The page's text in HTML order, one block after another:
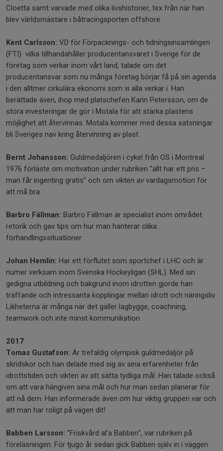
Cloetta samt varvade med olika livshistorier, tex från när han
blev världsmästare i båtracingsporten offshore.
Kent Carlsson: VD för Förpacknings- och tidningsinsamlingen
(FTI) vilka tillhandahåller producentansvaret i Sverige för de
företag som verkar inom vårt land, talade om det
producentansvar som nu många företag börjar få på sin agenda
i den alltmer cirkulära ekonomi som vi alla verkar i. Han
berättade även, ihop med platschefen Karin Petersson, om de
stora investeringar de gör i Motala för att stärka plastens
möjlighet att återvinnas. Motala kommer med dessa satsningar
bli Sveriges nav kring återvinning av plast.
Bernt Johansson: Guldmedaljören i cykel från OS i Montreal
1976 förläste om motivation under rubriken ”allt har ett pris –
man får ingenting gratis” och om vikten av vardagsmotion för
att må bra.
Barbro Fällman: Barbro Fällman är specialist inom området
retorik och gav tips om hur man hanterar olika
förhandlingssituationer.
Johan Hemlin: Har ett förflutet som sportchef i LHC och är
numer verksam inom Svenska Hockeyligan (SHL). Med sin
gedigna utbildning och bakgrund inom idrotten gjorde han
träffande och intressanta kopplingar mellan idrott och näringsliv.
Likheterna är många när det gäller lagbygge, coachning,
teamwork och inte minst kommunikation.
2017
Tomas Gustafson: Är trefaldig olympisk guldmedaljör på
skridskor och han delade med sig av sina erfarenheter från
idrottstiden och vikten av att sätta tydliga mål. Han talade också
om att vara hängiven sina mål och hur man sedan planerar för
att nå dem. Han informerade även om hur viktig gruppen var och
att man har roligt på vägen dit!
Babben Larsson: ”Friskvård al’a Babben”, var rubriken på
föreläsningen. För tjugo år sedan gick Babben själv in i väggen.